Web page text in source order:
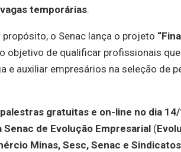
temporárias.
o Senac lança o projeto
objetivo de qualificar profissionais
e auxiliar empresários na seleção de
palestras gratuitas e on-line no dia 14/
Senac de Evolução Empresarial (
Minas, Sesc, Senac e